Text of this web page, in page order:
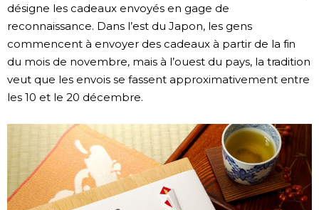
désigne les cadeaux envoyés en gage de
reconnaissance. Dans l’est du Japon, les gens
commencent à envoyer des cadeaux à partir de la fin
du mois de novembre, mais à l’ouest du pays, la tradition
veut que les envois se fassent approximativement entre
les 10 et le 20 décembre.